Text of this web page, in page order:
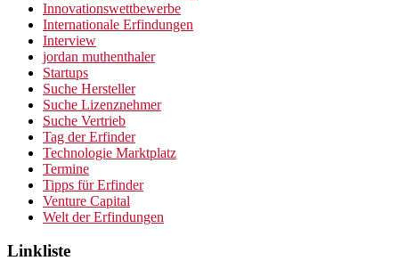
Innovationswettbewerbe
Internationale Erfindungen
Interview
jordan muthenthaler
Startups
Suche Hersteller
Suche Lizenznehmer
Suche Vertrieb
Tag der Erfinder
Technologie Marktplatz
Termine
Tipps für Erfinder
Venture Capital
Welt der Erfindungen
Linkliste